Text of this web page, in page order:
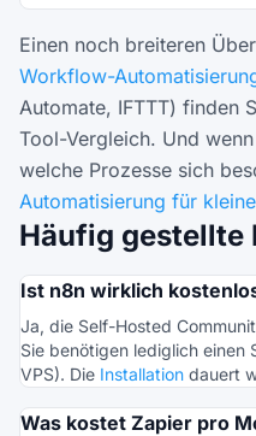
Einen noch breiteren
Workflow-
Automate, IFTTT) finden
Tool-Vergleich. Und
welche Prozesse sich
Automatisierung für
Häufig gestellte
Ist n8n wirklich
Ja, die Self-Hosted
Sie benötigen lediglich
VPS). Die Installation dauert
Was kostet Zapier pro